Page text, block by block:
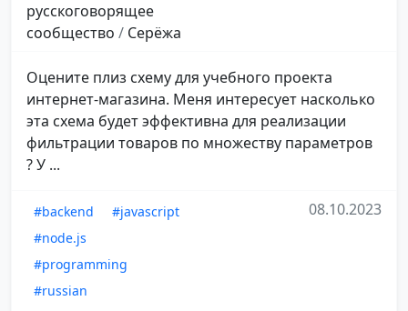
русскоговорящее
сообщество / Серёжа
Оцените плиз схему для учебного проекта
интернет-магазина. Меня интересует насколько
эта схема будет эффективна для реализации
фильтрации товаров по множеству параметров
? У ...
#backend
#javascript
#node.js
#programming
#russian
08.10.2023